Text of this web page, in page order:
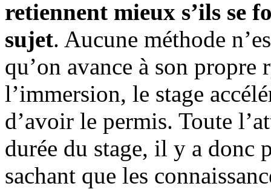
retiennent mieux s’ils se
sujet. Aucune méthode
qu’on avance à son
l’immersion, le stage
d’avoir le permis. Toute
durée du stage, il y a donc
sachant que les